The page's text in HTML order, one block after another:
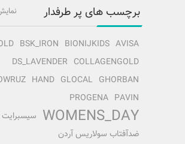
برچسب های پر طرفدار
AVISA
BIONIJKIDS
BSK_IRON
COLLAGENGOLD
DS_LAVENDER
GHORBAN
GLOCAL
HAND
PAVIN
PROGENA
WOMENS_DAY سیسبرایت
ضدآفتاب سولاریس آردن